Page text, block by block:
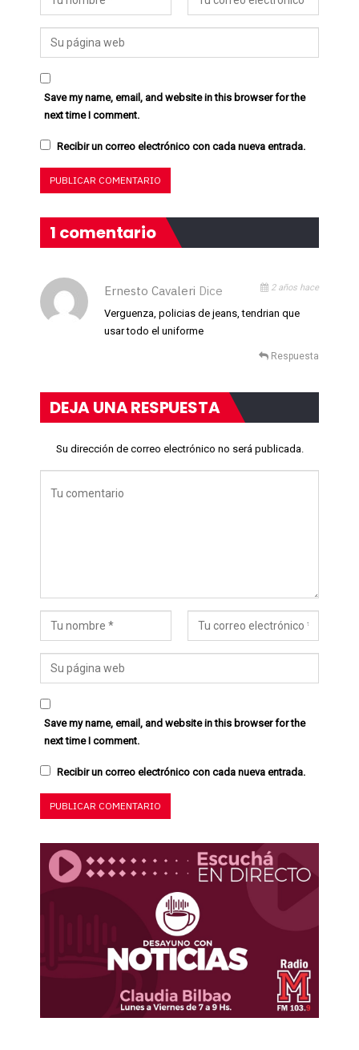
Save my name, email, and website in this browser for the
next time I comment.
Recibir un correo electrónico con cada nueva entrada.
1 comentario
Ernesto Cavaleri Dice 2 años hace
Verguenza, policias de jeans, tendrian que
usar todo el uniforme
Respuesta
DEJA UNA RESPUESTA
Su dirección de correo electrónico no será publicada.
Save my name, email, and website in this browser for the
next time I comment.
Recibir un correo electrónico con cada nueva entrada.